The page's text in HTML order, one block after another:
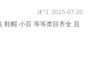
沐*1 2015-07-20
鞋帽 小百 等等类目齐全 且